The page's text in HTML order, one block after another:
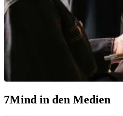
7Mind in den Medien